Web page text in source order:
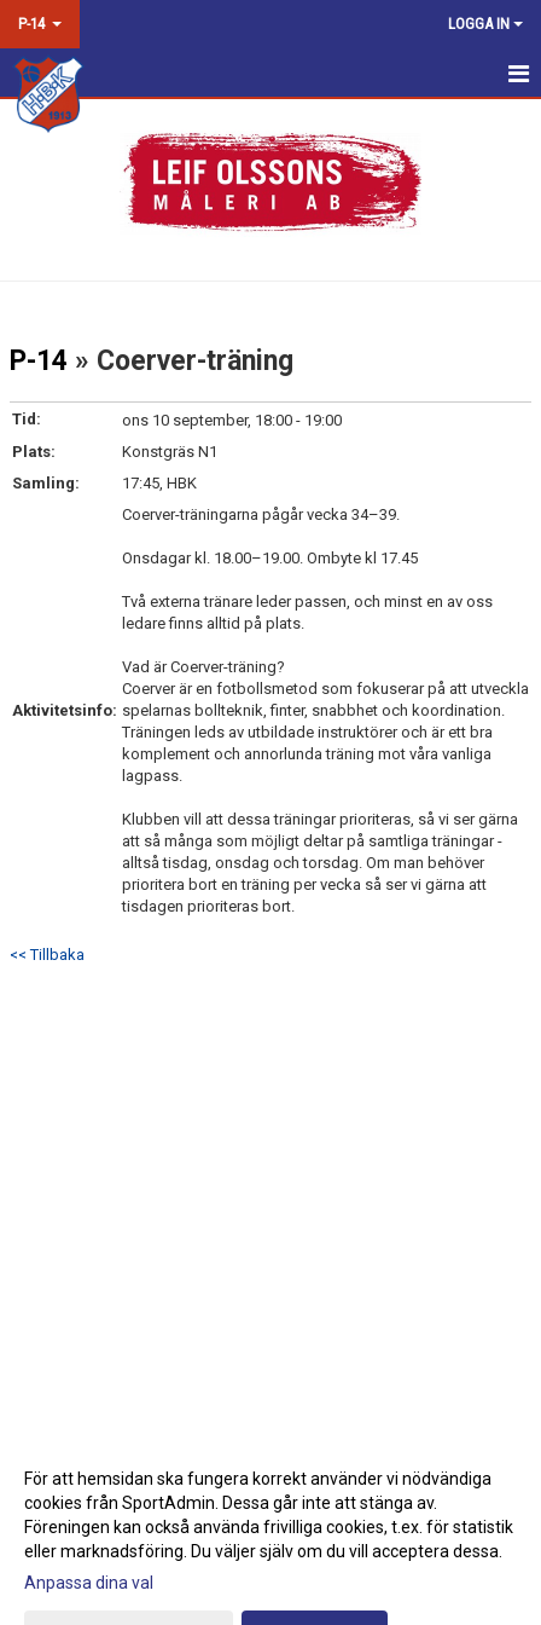
P-14 LOGGA IN
HEM
KONTAKT
P-14 » Coerver-träning
Tid:
ons 10 september, 18:00 - 19:00
Plats:
Konstgräs N1
Samling:
17:45, HBK
Aktivitetsinfo:
Coerver-träningarna pågår vecka 34–39.
Onsdagar kl. 18.00–19.00. Ombyte kl 17.45
Två externa tränare leder passen, och minst en av oss
ledare finns alltid på plats.
Vad är Coerver-träning?
Coerver är en fotbollsmetod som fokuserar på att utveckla
spelarnas bollteknik, finter, snabbhet och koordination.
Träningen leds av utbildade instruktörer och är ett bra
komplement och annorlunda träning mot våra vanliga
lagpass.
Klubben vill att dessa träningar prioriteras, så vi ser gärna
att så många som möjligt deltar på samtliga träningar -
alltså tisdag, onsdag och torsdag. Om man behöver
prioritera bort en träning per vecka så ser vi gärna att
tisdagen prioriteras bort.
<< Tillbaka
Gå till Webbversion
För att hemsidan ska fungera korrekt använder vi nödvändiga
cookies från SportAdmin. Dessa går inte att stänga av.
Föreningen kan också använda frivilliga cookies, t.ex. för statistik
eller marknadsföring. Du väljer själv om du vill acceptera dessa.
Anpassa dina val